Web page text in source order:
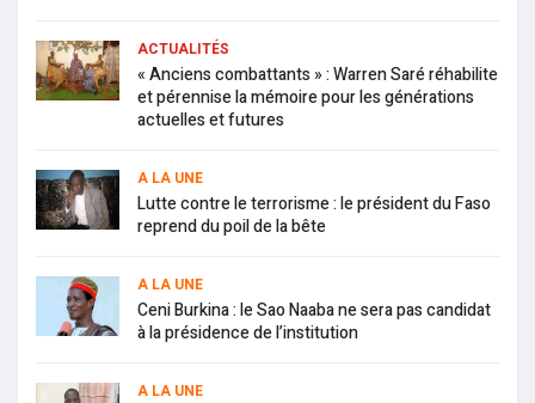
ACTUALITÉS
« Anciens combattants » : Warren Saré réhabilite
et pérennise la mémoire pour les générations
actuelles et futures
A LA UNE
Lutte contre le terrorisme : le président du Faso
reprend du poil de la bête
A LA UNE
Ceni Burkina : le Sao Naaba ne sera pas candidat
à la présidence de l’institution
A LA UNE